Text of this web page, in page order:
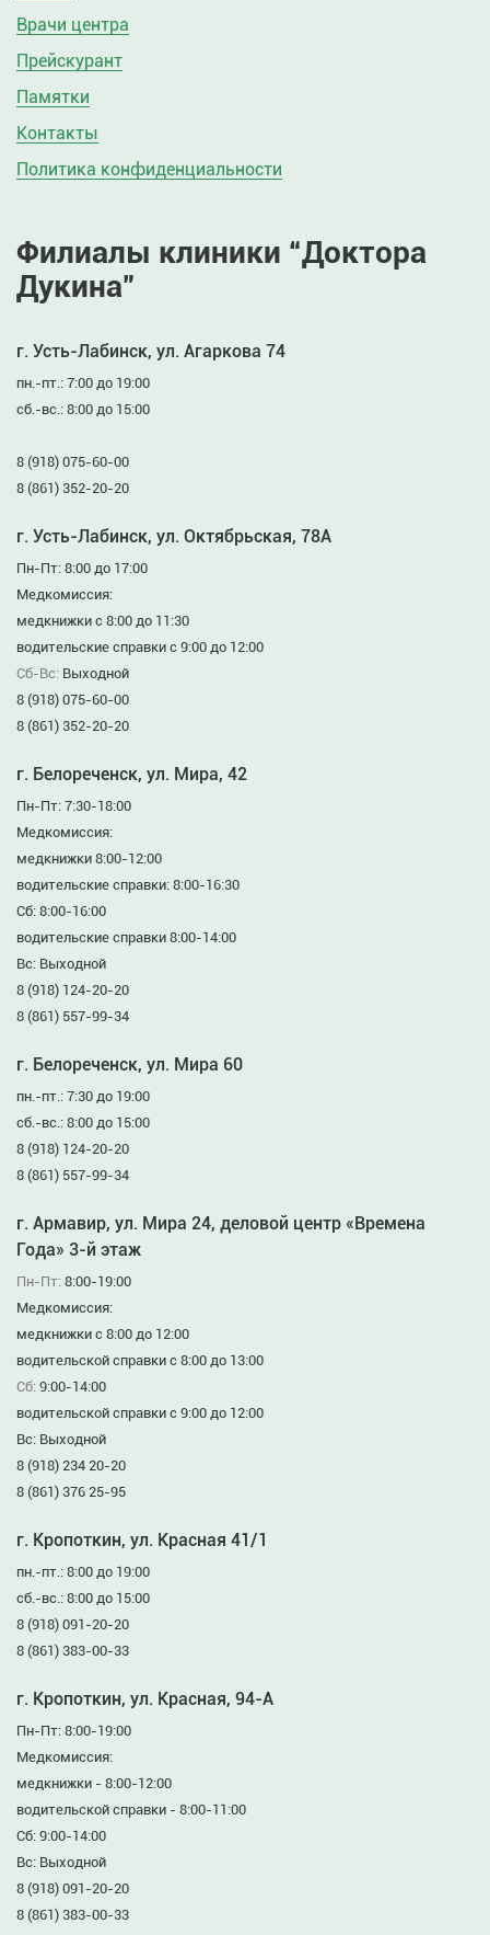
Врачи центра
Прейскурант
Памятки
Контакты
Политика конфиденциальности
Филиалы клиники “Доктора
Дукина”
г. Усть-Лабинск, ул. Агаркова 74
пн.-пт.: 7:00 до 19:00
сб.-вс.: 8:00 до 15:00
8 (918) 075-60-00
8 (861) 352-20-20
г. Усть-Лабинск, ул. Октябрьская, 78А
Пн-Пт: 8:00 до 17:00
Медкомиссия:
медкнижки с 8:00 до 11:30
водительские справки с 9:00 до 12:00
Сб-Вс: Выходной
8 (918) 075-60-00
8 (861) 352-20-20
г. Белореченск, ул. Мира, 42
Пн-Пт: 7:30-18:00
Медкомиссия:
медкнижки 8:00-12:00
водительские справки: 8:00-16:30
Сб: 8:00-16:00
водительские справки 8:00-14:00
Вс: Выходной
8 (918) 124-20-20
8 (861) 557-99-34
г. Белореченск, ул. Мира 60
пн.-пт.: 7:30 до 19:00
сб.-вс.: 8:00 до 15:00
8 (918) 124-20-20
8 (861) 557-99-34
г. Армавир, ул. Мира 24, деловой центр «Времена
Года» 3-й этаж
Пн-Пт: 8:00-19:00
Медкомиссия:
медкнижки с 8:00 до 12:00
водительской справки с 8:00 до 13:00
Сб: 9:00-14:00
водительской справки с 9:00 до 12:00
Вс: Выходной
8 (918) 234 20-20
8 (861) 376 25-95
г. Кропоткин, ул. Красная 41/1
пн.-пт.: 8:00 до 19:00
сб.-вс.: 8:00 до 15:00
8 (918) 091-20-20
8 (861) 383-00-33
г. Кропоткин, ул. Красная, 94-А
Пн-Пт: 8:00-19:00
Медкомиссия:
медкнижки - 8:00-12:00
водительской справки - 8:00-11:00
Сб: 9:00-14:00
Вс: Выходной
8 (918) 091-20-20
8 (861) 383-00-33